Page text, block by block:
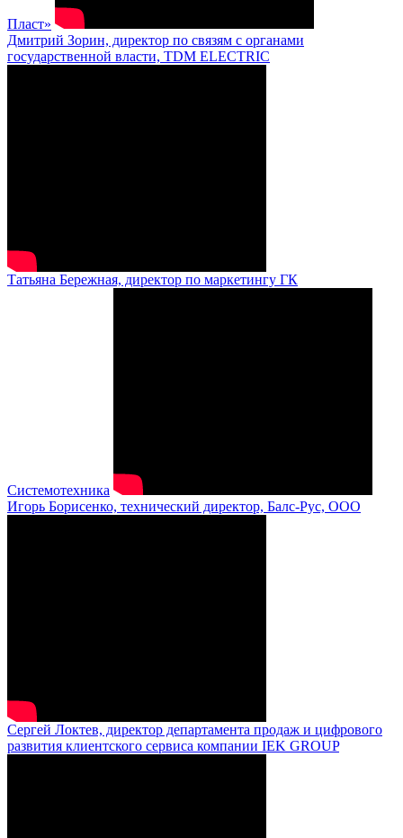
Пласт»
Дмитрий Зорин, директор по связям с органами
государственной власти, TDM ELECTRIC
Татьяна Бережная, директор по маркетингу ГК
Системотехника
Игорь Борисенко, технический директор, Балс-Рус, ООО
Сергей Локтев, директор департамента продаж и цифрового
развития клиентского сервиса компании IEK GROUP